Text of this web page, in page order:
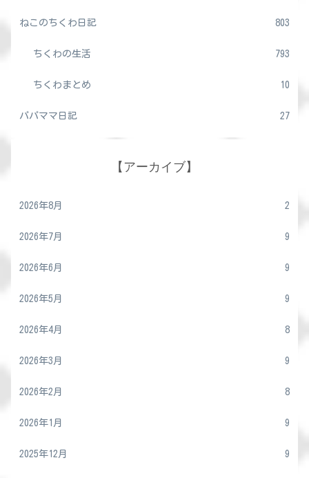
ねこのちくわ日記 803
ちくわの生活 793
ちくわまとめ 10
パパママ日記 27
【アーカイブ】
2026年8月 2
2026年7月 9
2026年6月 9
2026年5月 9
2026年4月 8
2026年3月 9
2026年2月 8
2026年1月 9
2025年12月 9